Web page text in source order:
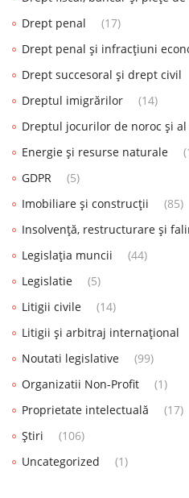
Drept penal
(17)
Drept penal și infracțiuni
Drept succesoral și drept civil
Dreptul imigrărilor
(14)
Dreptul jocurilor de noroc și
Energie și resurse naturale
GDPR
(5)
Imobiliare și construcții
(85)
Insolvență, restructurare și
Legislația muncii
(44)
Legislatie
(5)
Litigii civile
(14)
Litigii și arbitraj internațional
Noutati legislative
(99)
Organizatii Non-Profit
(1)
Proprietate intelectuală
(17)
Știri
(106)
Uncategorized
(1)